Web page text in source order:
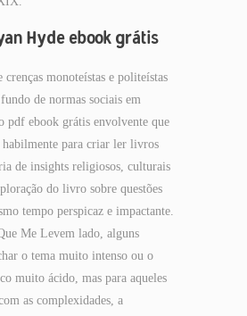
Hyde ebook grátis
crenças monoteístas e politeístas
de normas sociais em
pdf ebook grátis envolvente que
para criar ler livros
de insights religiosos, culturais
do livro sobre questões
tempo perspicaz e impactante.
Me Levem lado, alguns
o tema muito intenso ou o
muito ácido, mas para aqueles
as complexidades, a